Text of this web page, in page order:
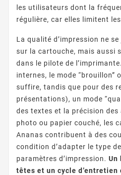
les utilisateurs dont la
régulière, car elles limitent
La qualité d’impression ne
sur la cartouche, mais aussi
dans le pilote de
internes, le mode “brouillon”
suffire, tandis que pour des
présentations), un mode
des textes et la précision
photo ou papier couché, les
Ananas contribuent à des
condition d’adapter le type
paramètres d’impression. Un
têtes et un cycle d’entretien